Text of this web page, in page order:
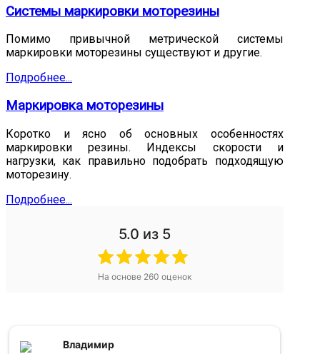
Системы маркировки моторезины
Помимо привычной метрической системы
маркировки моторезины существуют и другие.
Подробнее...
Маркировка моторезины
Коротко и ясно об основных особенностях
маркировки резины. Индексы скорости и
нагрузки, как правильно подобрать подходящую
моторезину.
Подробнее...
5.0 из 5
На основе 260 оценок
Владимир